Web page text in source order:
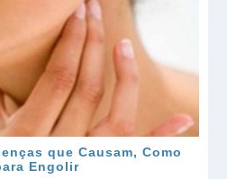
que Causam, Como
Engolir